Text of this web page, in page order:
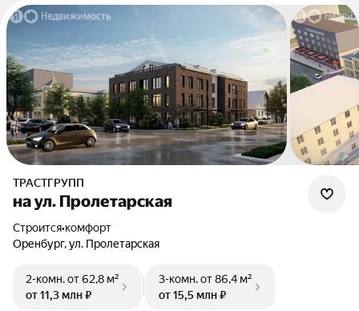
ТРАСТГРУПП
на ул. Пролетарская
Строится•комфорт
Оренбург, ул. Пролетарская
2-комн.от 62,8 м²
от 11,3 млн ₽
3-комн.от 86,4 м²
от 15,5 млн ₽